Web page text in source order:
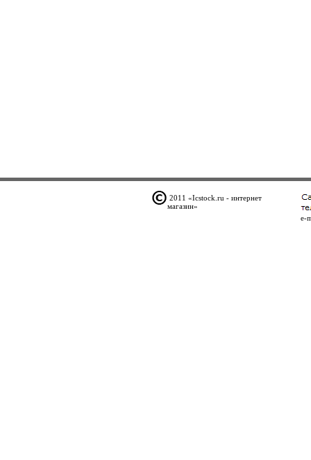
2011 «Icstock.ru - интернет
магазин»
e-